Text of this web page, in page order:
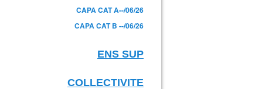
CAPA CAT A--/06/26
CAPA CAT B --/06/26
ENS SUP
COLLECTIVITE